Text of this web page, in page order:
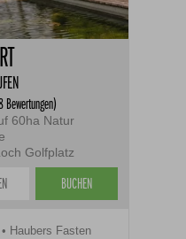
Bewertungen)
60ha Natur
Golfplatz
BUCHEN
Haubers Fasten